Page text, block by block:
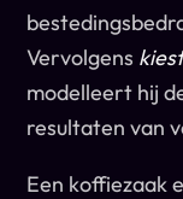
Vervolgens
modelleert hij
resultaten van
Een koffiezaak